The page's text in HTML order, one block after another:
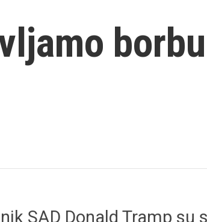
SAD Donald Tramp su